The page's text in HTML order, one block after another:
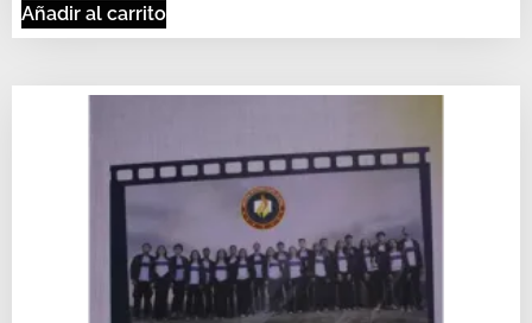
Añadir al carrito